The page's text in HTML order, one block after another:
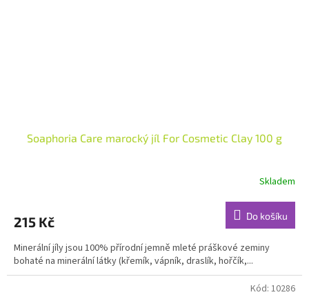
Soaphoria Care marocký jíl For Cosmetic Clay 100 g
je
z
5
hvězdiček.
Skladem
215 Kč Do košíku
Minerální jíly jsou 100% přírodní jemně mleté práškové zeminy
bohaté na minerální látky (křemík, vápník, draslík, hořčík,...
Kód: 10286